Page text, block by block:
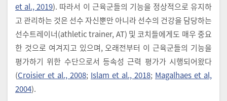
et al., 2019). 따라서 이 근육군들의 기능을 정상적으로 유지하
고 관리하는 것은 선수 자신뿐만 아니라 선수의 건강을 담당하는
선수트레이너(athletic trainer, AT) 및 코치들에게도 매우 중요
한 것으로 여겨지고 있으며, 오래전부터 이 근육군들의 기능을
평가하기 위한 수단으로서 등속성 근력 평가가 시행되어왔다
(Croisier et al., 2008; Islam et al., 2018; Magalhaes et al,
2004).